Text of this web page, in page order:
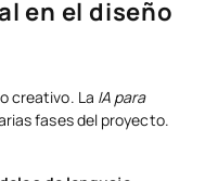
en el diseño
creativo. La IA para
fases del proyecto.